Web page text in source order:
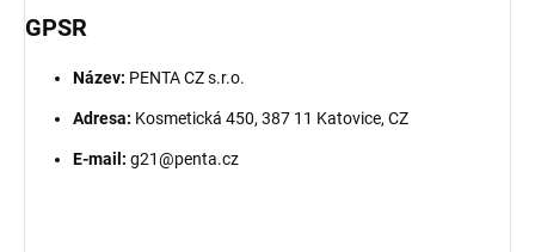
GPSR
Název: PENTA CZ s.r.o.
Adresa: Kosmetická 450, 387 11 Katovice, CZ
E-mail: g21@penta.cz